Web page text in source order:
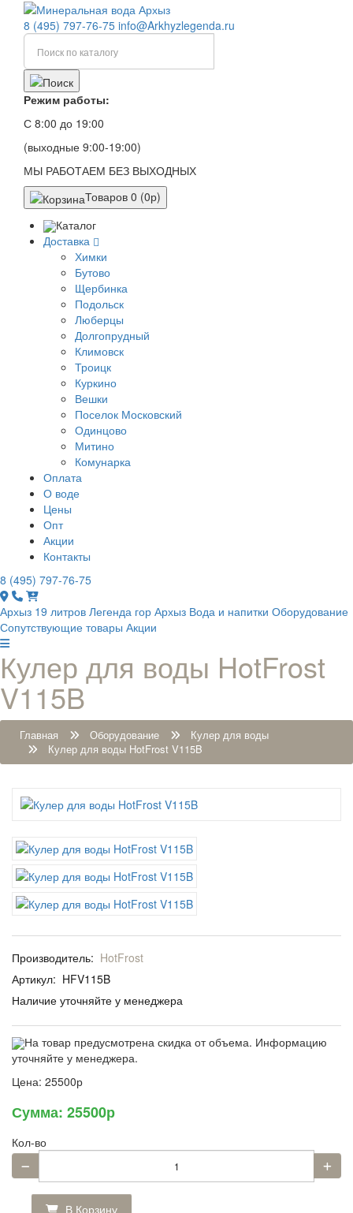
8 (495) 797-76-75 info@Arkhyzlegenda.ru
Режим работы:
С 8:00 до 19:00
(выходные 9:00-19:00)
МЫ РАБОТАЕМ БЕЗ ВЫХОДНЫХ
Товаров 0 (0р)
Каталог
Доставка
Химки
Бутово
Щербинка
Подольск
Люберцы
Долгопрудный
Климовск
Троицк
Куркино
Вешки
Поселок Московский
Одинцово
Митино
Комунарка
Оплата
О воде
Цены
Опт
Акции
Контакты
8 (495) 797-76-75
Архыз 19 литров Легенда гор Архыз Вода и напитки Оборудование
Сопутствующие товары Акции
Кулер для воды HotFrost
V115B
Главная Оборудование
Кулер для воды
Кулер для воды HotFrost V115B
Производитель: HotFrost
Артикул: HFV115B
Наличие уточняйте у менеджера
На товар предусмотрена скидка от объема. Информацию
уточняйте у менеджера.
Цена: 25500р
Сумма: 25500р
Кол-во
В Корзину